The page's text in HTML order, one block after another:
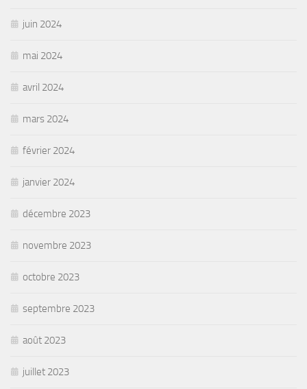
juin 2024
mai 2024
avril 2024
mars 2024
février 2024
janvier 2024
décembre 2023
novembre 2023
octobre 2023
septembre 2023
août 2023
juillet 2023